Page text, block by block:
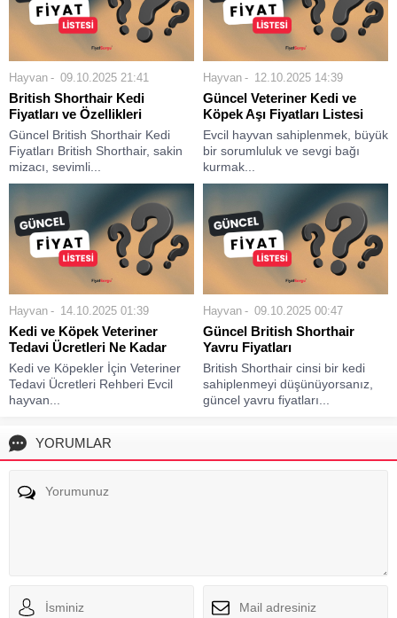
Hayvan 09.10.2025 21:41
British Shorthair Kedi
Fiyatları ve Özellikleri
Güncel British Shorthair Kedi
Fiyatları British Shorthair, sakin
mizacı, sevimli...
Hayvan 12.10.2025 14:39
Güncel Veteriner Kedi ve
Köpek Aşı Fiyatları Listesi
Evcil hayvan sahiplenmek, büyük
bir sorumluluk ve sevgi bağı
kurmak...
Hayvan 14.10.2025 01:39
Kedi ve Köpek Veteriner
Tedavi Ücretleri Ne Kadar
Kedi ve Köpekler İçin Veteriner
Tedavi Ücretleri Rehberi Evcil
hayvan...
Hayvan 09.10.2025 00:47
Güncel British Shorthair
Yavru Fiyatları
British Shorthair cinsi bir kedi
sahiplenmeyi düşünüyorsanız,
güncel yavru fiyatları...
YORUMLAR